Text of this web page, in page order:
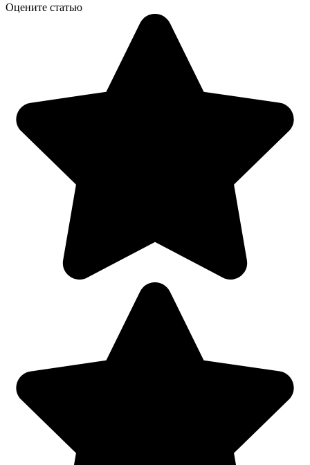
Оцените статью